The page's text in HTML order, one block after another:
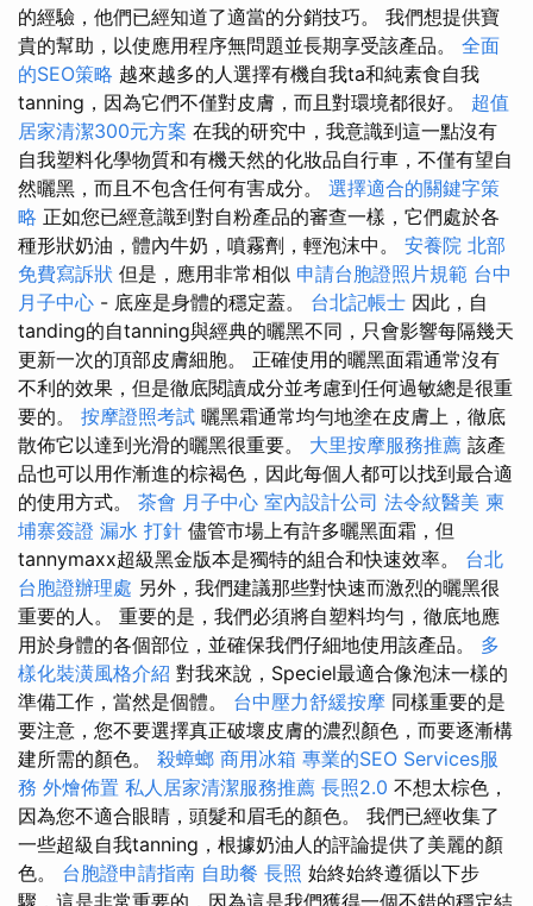
的經驗，他們已經知道了適當的分銷技巧。 我們想提供寶
貴的幫助，以使應用程序無問題並長期享受該產品。 全面
的SEO策略 越來越多的人選擇有機自我ta和純素食自我
tanning，因為它們不僅對皮膚，而且對環境都很好。 超值
居家清潔300元方案 在我的研究中，我意識到這一點沒有
自我塑料化學物質和有機天然的化妝品自行車，不僅有望自
然曬黑，而且不包含任何有害成分。 選擇適合的關鍵字策
略 正如您已經意識到對自粉產品的審查一樣，它們處於各
種形狀奶油，體內牛奶，噴霧劑，輕泡沫中。 安養院 北部
免費寫訴狀 但是，應用非常相似 申請台胞證照片規範 台中
月子中心 - 底座是身體的穩定蓋。 台北記帳士 因此，自
tanding的自tanning與經典的曬黑不同，只會影響每隔幾天
更新一次的頂部皮膚細胞。 正確使用的曬黑面霜通常沒有
不利的效果，但是徹底閱讀成分並考慮到任何過敏總是很重
要的。 按摩證照考試 曬黑霜通常均勻地塗在皮膚上，徹底
散佈它以達到光滑的曬黑很重要。 大里按摩服務推薦 該產
品也可以用作漸進的棕褐色，因此每個人都可以找到最合適
的使用方式。 茶會 月子中心 室內設計公司 法令紋醫美 柬
埔寨簽證 漏水 打針 儘管市場上有許多曬黑面霜，但
tannymaxx超級黑金版本是獨特的組合和快速效率。 台北
台胞證辦理處 另外，我們建議那些對快速而激烈的曬黑很
重要的人。 重要的是，我們必須將自塑料均勻，徹底地應
用於身體的各個部位，並確保我們仔細地使用該產品。 多
樣化裝潢風格介紹 對我來說，Speciel最適合像泡沫一樣的
準備工作，當然是個體。 台中壓力舒緩按摩 同樣重要的是
要注意，您不要選擇真正破壞皮膚的濃烈顏色，而要逐漸構
建所需的顏色。 殺蟑螂 商用冰箱 專業的SEO Services服
務 外燴佈置 私人居家清潔服務推薦 長照2.0 不想太棕色，
因為您不適合眼睛，頭髮和眉毛的顏色。 我們已經收集了
一些超級自我tanning，根據奶油人的評論提供了美麗的顏
色。 台胞證申請指南 自助餐 長照 始終始終遵循以下步
驟，這是非常重要的，因為這是我們獲得一個不錯的穩定結